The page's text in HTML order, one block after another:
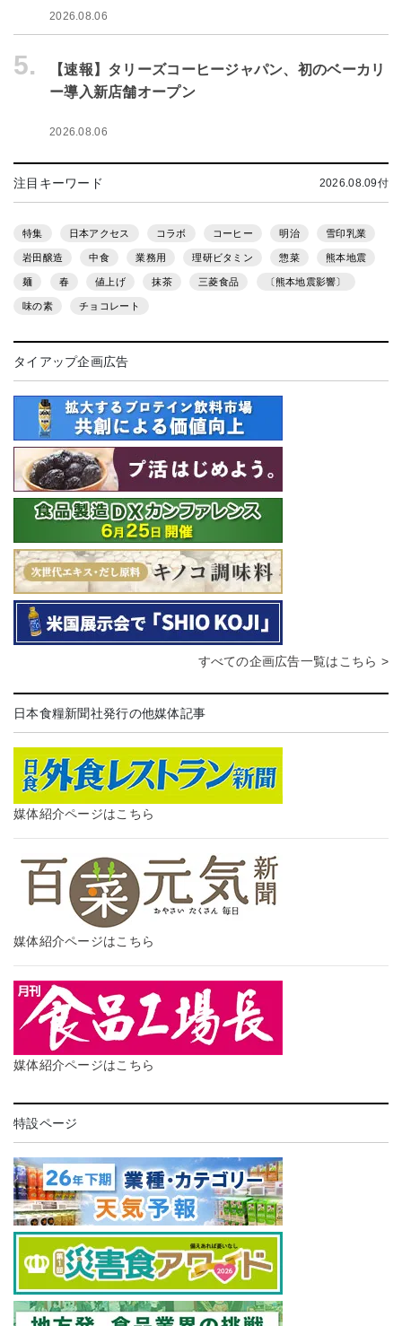
2026.08.06
5.
【速報】タリーズコーヒージャパン、初のベーカリ
ー導入新店舗オープン
2026.08.06
注目キーワード 2026.08.09付
特集 日本アクセス コラボ コーヒー 明治 雪印乳業
岩田醸造 中食 業務用 理研ビタミン 惣菜 熊本地震
麺 春 値上げ 抹茶 三菱食品 〔熊本地震影響〕
味の素 チョコレート
タイアップ企画広告
すべての企画広告一覧はこちら >
日本食糧新聞社発行の他媒体記事
媒体紹介ページはこちら
媒体紹介ページはこちら
媒体紹介ページはこちら
特設ページ